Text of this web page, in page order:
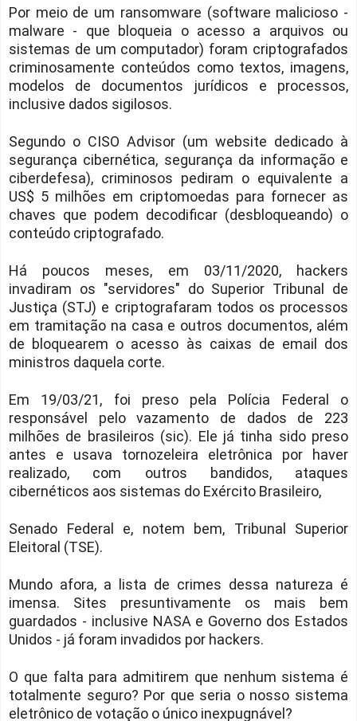
Por meio de um ransomware (software malicioso -
malware - que bloqueia o acesso a arquivos ou
sistemas de um computador) foram criptografados
criminosamente conteúdos como textos, imagens,
modelos de documentos jurídicos e processos,
inclusive dados sigilosos.
Segundo o CISO Advisor (um website dedicado à
segurança cibernética, segurança da informação e
ciberdefesa), criminosos pediram o equivalente a
US$ 5 milhões em criptomoedas para fornecer as
chaves que podem decodificar (desbloqueando) o
conteúdo criptografado.
Há poucos meses, em 03/11/2020, hackers
invadiram os "servidores" do Superior Tribunal de
Justiça (STJ) e criptografaram todos os processos
em tramitação na casa e outros documentos, além
de bloquearem o acesso às caixas de email dos
ministros daquela corte.
Em 19/03/21, foi preso pela Polícia Federal o
responsável pelo vazamento de dados de 223
milhões de brasileiros (sic). Ele já tinha sido preso
antes e usava tornozeleira eletrônica por haver
realizado, com outros bandidos, ataques
cibernéticos aos sistemas do Exército Brasileiro,
Senado Federal e, notem bem, Tribunal Superior
Eleitoral (TSE).
Mundo afora, a lista de crimes dessa natureza é
imensa. Sites presuntivamente os mais bem
guardados - inclusive NASA e Governo dos Estados
Unidos - já foram invadidos por hackers.
O que falta para admitirem que nenhum sistema é
totalmente seguro? Por que seria o nosso sistema
eletrônico de votação o único inexpugnável?